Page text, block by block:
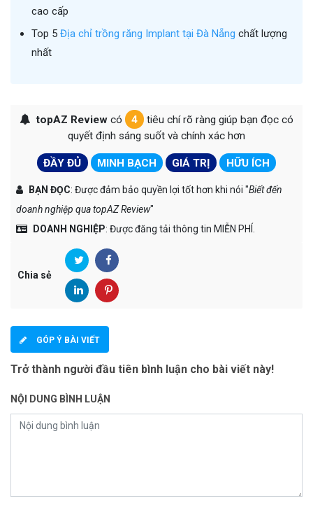
cao cấp
Top 5 Địa chỉ trồng răng Implant tại Đà Nẵng chất lượng
nhất
topAZ Reviewcó 4
tiêu chí rõ ràng giúp bạn đọc có
quyết định sáng suốt và chính xác hơn
ĐẦY ĐỦ MINH BẠCH GIÁ TRỊ HỮU ÍCH
BẠN ĐỌC: Được đảm bảo quyền lợi tốt hơn khi nói "Biết đến
doanh nghiệp qua topAZ Review"
DOANH NGHIỆP: Được đăng tải thông tin MIỄN PHÍ.
Chia sẻ
GÓP Ý BÀI VIẾT
Trở thành người đầu tiên bình luận cho bài viết này!
NỘI DUNG BÌNH LUẬN